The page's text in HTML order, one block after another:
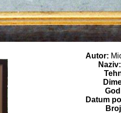
Autor:
Naziv:
Datum